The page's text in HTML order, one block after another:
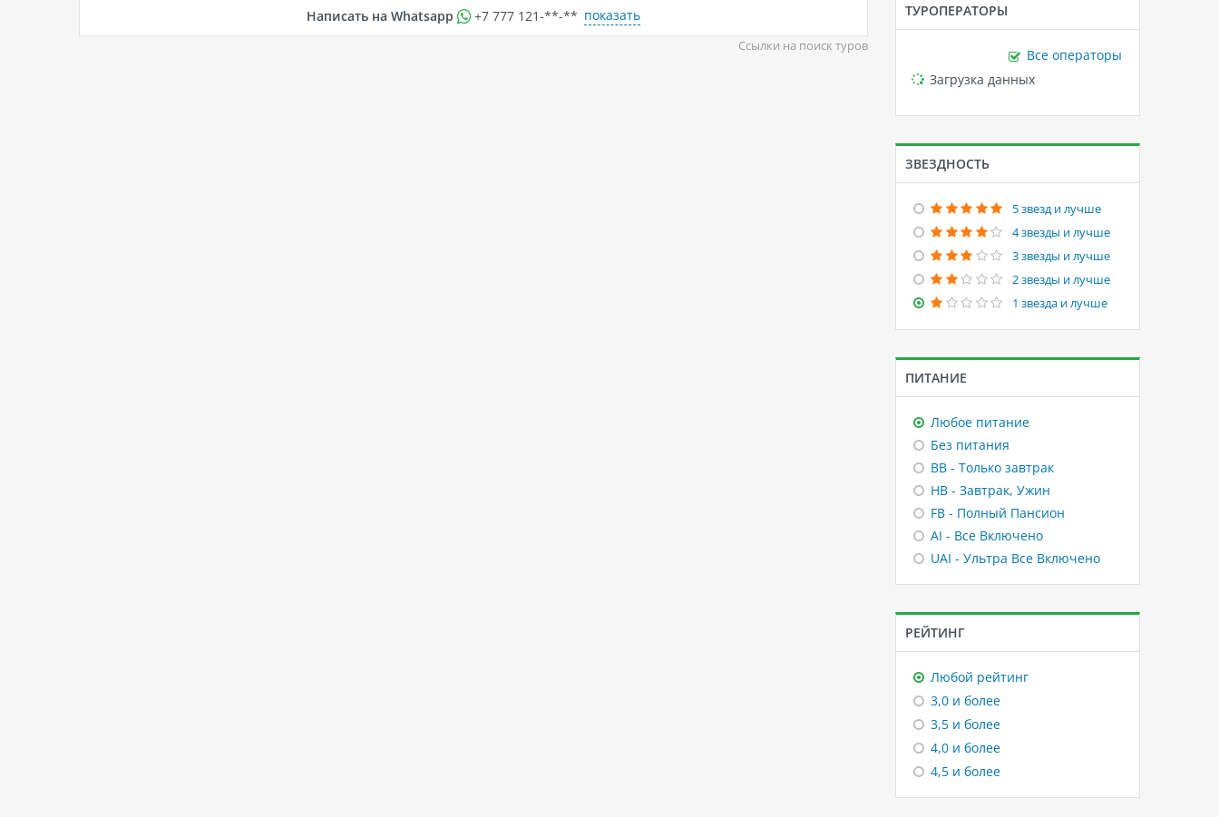
Написать на Whatsapp +7 777 121-**-** показать
Ссылки на поиск туров
ТУРОПЕРАТОРЫ
Все операторы
Loading...
Загрузка данных
ЗВЕЗДНОСТЬ
5 звезд и лучше
4 звезды и лучше
3 звезды и лучше
2 звезды и лучше
1 звезда и лучше
ПИТАНИЕ
Любое питание
Без питания
BB - Только завтрак
HB - Завтрак, Ужин
FB - Полный Пансион
AI - Все Включено
UAI - Ультра Все Включено
РЕЙТИНГ
Любой рейтинг
3,0 и более
3,5 и более
4,0 и более
4,5 и более